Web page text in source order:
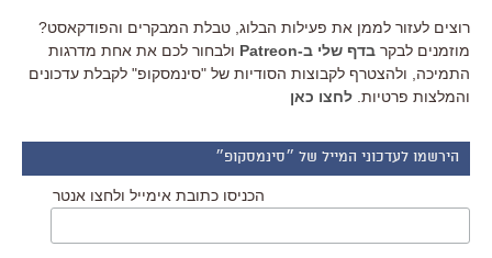
רוצים לעזור לממן את פעילות הבלוג, טבלת המבקרים והפודקאסט?
מוזמנים לבקר בדף שלי ב-Patreon
ולבחור לכם את אחת מדרגות
התמיכה, ולהצטרף לקבוצות הסודיות של "סינמסקופ" לקבלת עדכונים
והמלצות פרטיות. לחצו כאן
הירשמו לעדכוני המייל של ״סינמסקופ״
הכניסו כתובת אימייל ולחצו אנטר